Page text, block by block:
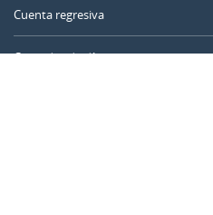
Cuenta regresiva
Contador de días